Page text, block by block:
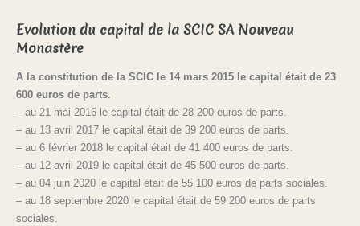
Evolution du capital de la SCIC SA Nouveau
Monastère
A la constitution de la SCIC le 14 mars 2015 le capital était de 23
600 euros de parts.
– au 21 mai 2016 le capital était de 28 200 euros de parts.
– au 13 avril 2017 le capital était de 39 200 euros de parts.
– au 6 février 2018 le capital était de 41 400 euros de parts.
– au 12 avril 2019 le capital était de 45 500 euros de parts.
– au 04 juin 2020 le capital était de 55 100 euros de parts sociales.
– au 18 septembre 2020 le capital était de 59 200 euros de parts
sociales.